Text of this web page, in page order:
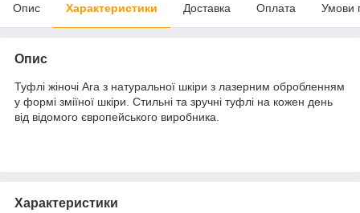
Опис Характеристики Доставка Оплата Умови
Опис
Туфлі жіночі Ara з натуральної шкіри з лазерним обробленням
у формі зміїної шкіри. Стильні та зручні туфлі на кожен день
від відомого європейського виробника.
Характеристики